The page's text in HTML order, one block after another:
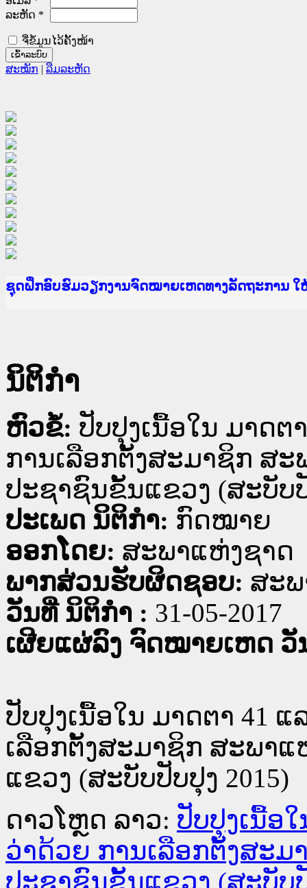
ລະຫັດ *
ຈື່ຂໍ້ມູນໄວ້ຄັ້ງໜ້າ
ສະໝັກ | ລືມລະຫັດ
Ministry of Justice Lao PDR
ເຜີຍແຜ່ວັບໄຊຈົດໝາຍເຫດທາງລັດຖະການ ແລະ ແອັ
ກະຊວງຍຸຕິທຳ
ຊຸດຝຶກອົບຮົມວຽກງານຈົດໝາຍເຫດທາງລັດຖະການ
ກອງປະຊຸມທົບທວນຄືນການຈັດຕັ້ງປະຕິບັດວຽກງານຈົ
ຝຶກອົບຮົມ ຜູ່ປະສານງານວຽກງານຈົດໝາຍເຫດທາງລັ
ຝຶກອົບຮົມ ຜູ່ປະສານງານວຽກງານຈົດໝາຍເຫດທາງລັ
ເຜີຍແຜ່ແອັບກົດໝາຍລາວ ແລະ ເວັບໄຊຈົດໝາຍເຫດ
ເຜີຍແຜ່ແອັບກົດໝາຍລາວ ແລະ ເວັບໄຊຈົດໝາຍເຫດ
ຍົກລະດັບວຽກງານຈົດໝາຍເຫດທາງລັດຖະການໃຫ້ຜູ້
ຊຸດຝຶກອົບຮົມວຽກງານຈົດໝາຍເຫດທາງລັດຖະການ ໃ
ນິຕິກໍາ
ຫົວຂໍ້: ປັບປຸງເນື້ອໃນ ມາດ
ການເລືອກຕັ້ງສະມາຊິກ ສ
ປະຊາຊົນຂັ້ນແຂວງ (ສະບັບປັ
ປະເພດ ນິຕິກໍາ: ກົດໝາຍ
ອອກໂດຍ: ສະພາແຫ່ງຊາດ
ພາກສ່ວນຮັບຜິດຊອບ: ສະ
ວັນທີ່ ນິຕິກໍາ : 31-05-2017
ເຜີຍແຜ່ລົງ ຈົດໝາຍເຫດ ວັ
ປັບປຸງເນື້ອໃນ ມາດຕາ 41
ເລືອກຕັ້ງສະມາຊິກ ສະພາ
ແຂວງ (ສະບັບປັບປຸງ 2015)
ດາວໂຫຼດ ລາວ: ປັບປຸງເນື້ອ
ວ່າດ້ວຍ ການເລືອກຕັ້ງສະ
ປະຊາຊົນຂັ້ນແຂວງ (ສະບັບປັ